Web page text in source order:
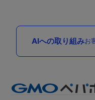
AIへの取り組みお